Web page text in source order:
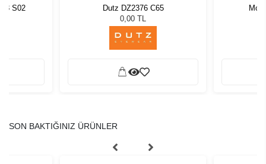
S02
Dutz DZ2376 C65
0,00 TL
SON BAKTIĞINIZ ÜRÜNLER